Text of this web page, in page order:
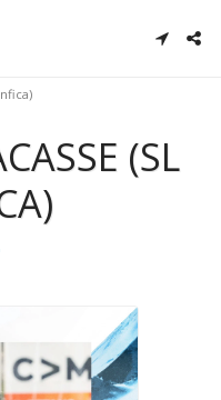
(SL